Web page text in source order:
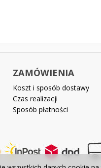
ZAMÓWIENIA
Koszt i sposób dostawy
Czas realizacji
Sposób płatności